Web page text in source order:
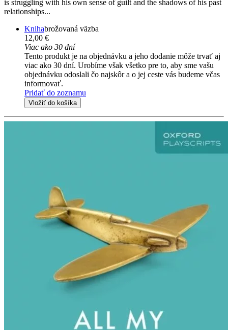
is struggling with his own sense of guilt and the shadows of his past
relationships...
Knihabrožovaná väzba
12,00 €
Viac ako 30 dní
Tento produkt je na objednávku a jeho dodanie môže trvať aj
viac ako 30 dní. Urobíme však všetko pre to, aby sme vašu
objednávku odoslali čo najskôr a o jej ceste vás budeme včas
informovať.
Pridať do zoznamu
Vložiť do košíka